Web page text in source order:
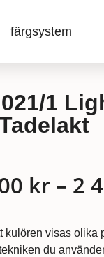
färgsystem
1
kr – 2
kulören visas olika
du